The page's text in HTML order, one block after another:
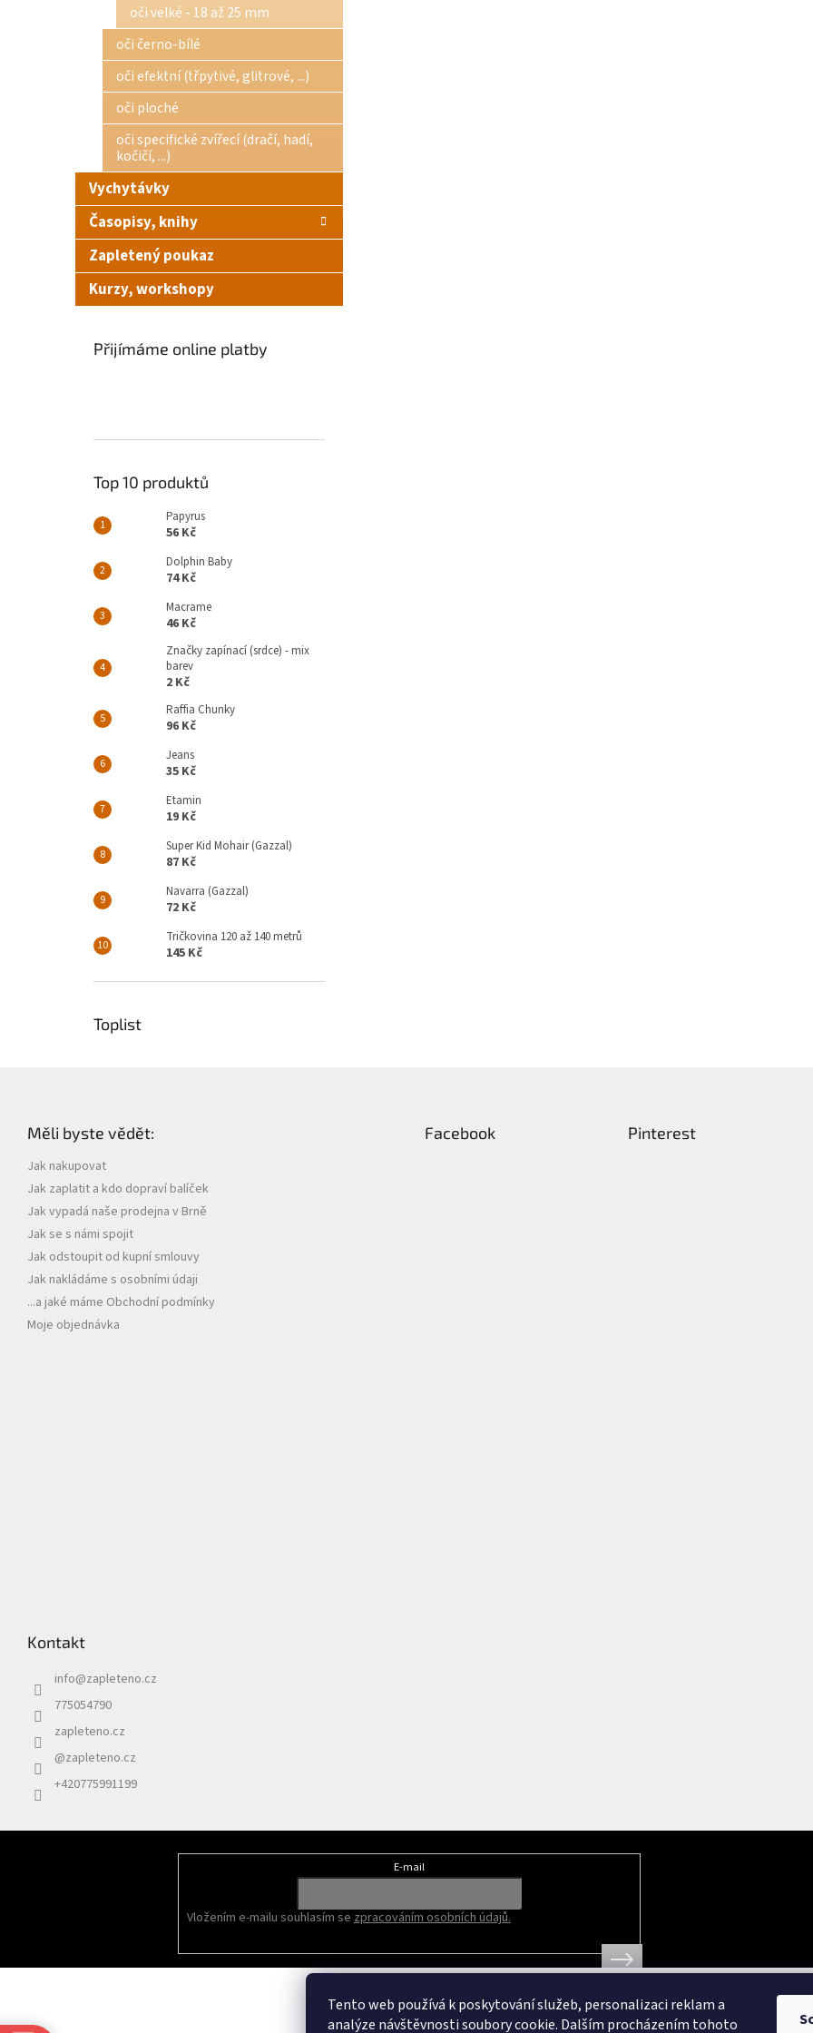
Tento web používá k poskytování služeb, personalizaci reklam a
analýze návštěvnosti soubory cookie. Dalším procházením tohoto
oči velké - 18 až 25 mm
oči černo-bílé
oči efektní (třpytivé, glitrové, ...)
oči ploché
oči specifické zvířecí (dračí, hadí,
kočičí, ...)
Vychytávky
Časopisy, knihy
Zapletený poukaz
Kurzy, workshopy
Přijímáme online platby
Top 10 produktů
Papyrus
56 Kč
Dolphin Baby
74 Kč
Macrame
46 Kč
Značky zapínací (srdce) - mix
barev
2 Kč
Raffia Chunky
96 Kč
Jeans
35 Kč
Etamin
19 Kč
Super Kid Mohair (Gazzal)
87 Kč
Navarra (Gazzal)
72 Kč
Tričkovina 120 až 140 metrů
145 Kč
Toplist
Měli byste vědět:
Jak nakupovat
Jak zaplatit a kdo dopraví balíček
Jak vypadá naše prodejna v Brně
Jak se s námi spojit
Jak odstoupit od kupní smlouvy
Jak nakládáme s osobními údaji
...a jaké máme Obchodní podmínky
Moje objednávka
Facebook Pinterest
Kontakt
info@zapleteno.cz
775054790
zapleteno.cz
@zapleteno.cz
+420775991199
E-mail
Vložením e-mailu souhlasím se zpracováním osobních údajů.